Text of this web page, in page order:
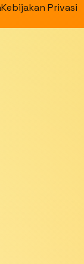
Kebijakan Privasi